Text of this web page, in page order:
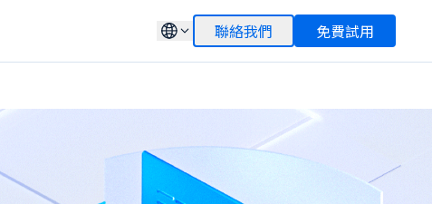
聯絡我們 免費試用